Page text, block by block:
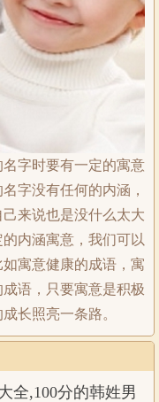
字时要有一定的寓意
字没有任何的内涵，
来说也是没什么太大
内涵寓意，我们可以
寓意健康的成语，寓
语，只要寓意是积极
长照亮一条路。
全,100分的韩姓男